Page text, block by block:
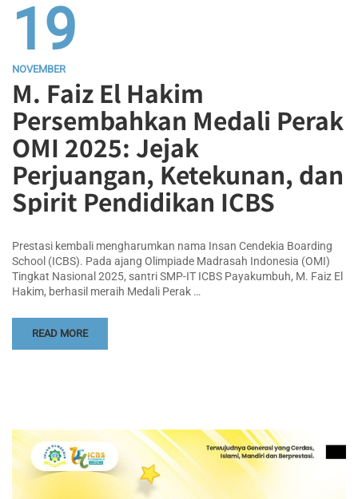
19
NOVEMBER
M. Faiz El Hakim
Persembahkan Medali Perak
OMI 2025: Jejak
Perjuangan, Ketekunan, dan
Spirit Pendidikan ICBS
Prestasi kembali mengharumkan nama Insan Cendekia Boarding
School (ICBS). Pada ajang Olimpiade Madrasah Indonesia (OMI)
Tingkat Nasional 2025, santri SMP-IT ICBS Payakumbuh, M. Faiz El
Hakim, berhasil meraih Medali Perak …
READ MORE